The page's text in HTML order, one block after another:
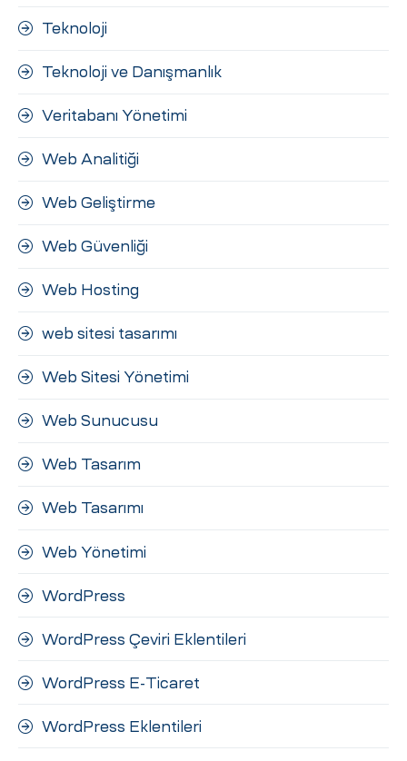
Teknoloji
Teknoloji ve Danışmanlık
Veritabanı Yönetimi
Web Analitiği
Web Geliştirme
Web Güvenliği
Web Hosting
web sitesi tasarımı
Web Sitesi Yönetimi
Web Sunucusu
Web Tasarım
Web Tasarımı
Web Yönetimi
WordPress
WordPress Çeviri Eklentileri
WordPress E-Ticaret
WordPress Eklentileri